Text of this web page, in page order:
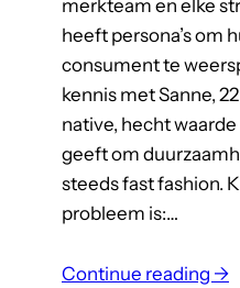
merkteam en elke
heeft persona’s om
consument te
kennis met Sanne,
native, hecht
geeft om
steeds fast fashion.
probleem is:…
Continue reading →: